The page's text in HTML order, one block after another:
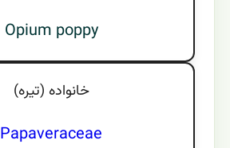
Opium poppy
خانواده (تيره)
Papaveraceae